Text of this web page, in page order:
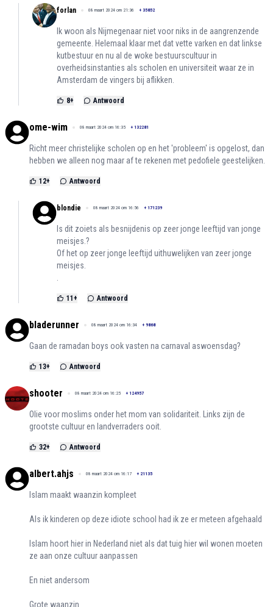
forlan 08 maart 2024 om 21:36 + 35852
Ik woon als Nijmegenaar niet voor niks in de aangrenzende
gemeente. Helemaal klaar met dat vette varken en dat linkse
kutbestuur en nu al de woke bestuurscultuur in
overheidsinstanties als scholen en universiteit waar ze in
Amsterdam de vingers bij aflikken.
8+ Antwoord
ome-wim 08 maart 2024 om 16:35 + 132281
Richt meer christelijke scholen op en het 'probleem' is opgelost, dan
hebben we alleen nog maar af te rekenen met pedofiele geestelijken.
12+ Antwoord
blondie 08 maart 2024 om 16:56 + 171239
Is dit zoiets als besnijdenis op zeer jonge leeftijd van jonge
meisjes.?
Of het op zeer jonge leeftijd uithuwelijken van zeer jonge
meisjes.
.
11 + Antwoord
bladerunner 08 maart 2024 om 16:34 + 9868
Gaan de ramadan boys ook vasten na carnaval aswoensdag?
13+ Antwoord
shooter 08 maart 2024 om 16:25 + 124957
Olie voor moslims onder het mom van solidariteit. Links zijn de
grootste cultuur en landverraders ooit.
32+ Antwoord
albert.ahjs 08 maart 2024 om 16:17 + 21135
Islam maakt waanzin kompleet
Als ik kinderen op deze idiote school had ik ze er meteen afgehaald
Islam hoort hier in Nederland niet als dat tuig hier wil wonen moeten
ze aan onze cultuur aanpassen
En niet andersom
Grote waanzin